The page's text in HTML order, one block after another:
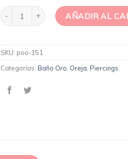
Argolla Bañada en oro con dos
AÑADIR AL
SKU: poo-151
Categorías: Baño Oro Oreja Piercings